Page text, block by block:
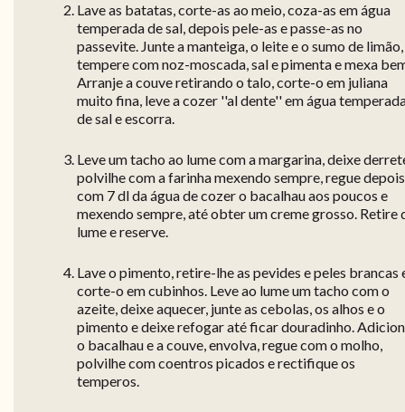
Lave as batatas, corte-as ao meio, coza-as em água
temperada de sal, depois pele-as e passe-as no
passevite. Junte a manteiga, o leite e o sumo de limão,
tempere com noz-moscada, sal e pimenta e mexa
Arranje a couve retirando o talo, corte-o em juliana
muito fina, leve a cozer ''al dente'' em água
de sal e escorra.
Leve um tacho ao lume com a margarina, deixe
polvilhe com a farinha mexendo sempre, regue depois
com 7 dl da água de cozer o bacalhau aos poucos e
mexendo sempre, até obter um creme grosso. Retire
lume e reserve.
Lave o pimento, retire-lhe as pevides e peles brancas
corte-o em cubinhos. Leve ao lume um tacho com o
azeite, deixe aquecer, junte as cebolas, os alhos e o
pimento e deixe refogar até ficar douradinho.
o bacalhau e a couve, envolva, regue com o molho,
polvilhe com coentros picados e rectifique os
temperos.